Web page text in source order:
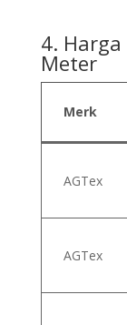
4. Harga
Meter
Merk
AGTex
AGTex